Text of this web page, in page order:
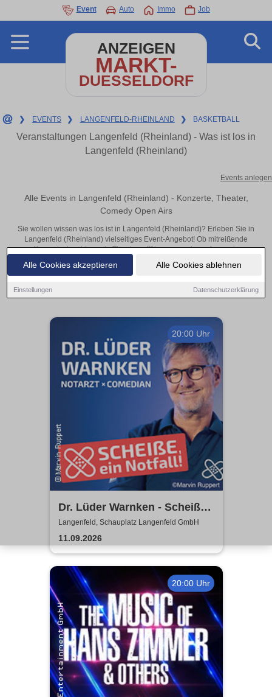
Alle Cookies akzeptieren Alle Cookies ablehnen
Einstellungen Datenschutzerklärung
Event Auto Immo Job
ANZEIGEN
MARKT-
DUESSELDORF
❯ EVENTS ❯ LANGENFELD-RHEINLAND ❯ BASKETBALL
Veranstaltungen Langenfeld (Rheinland) - Was ist los in
Langenfeld (Rheinland)
Events anlegen
Alle Events in Langenfeld (Rheinland) - Konzerte, Theater,
Comedy Open Airs
Sie wollen wissen was los ist in Langenfeld (Rheinland)? Erleben Sie in
Langenfeld (Rheinland) vielseitiges Event-Angebot! Ob mitreißende
Konzerte, inspirierende Theateraufführungen oder aufregende
Veranstaltungen in Langenfeld (Rheinland) – hier finden alles im Überblick
und Tickets.
20:00 Uhr
Dr. Lüder Warnken - Scheiße,
ein Notfall!
Langenfeld, Schauplatz Langenfeld GmbH
11.09.2026
20:00 Uhr